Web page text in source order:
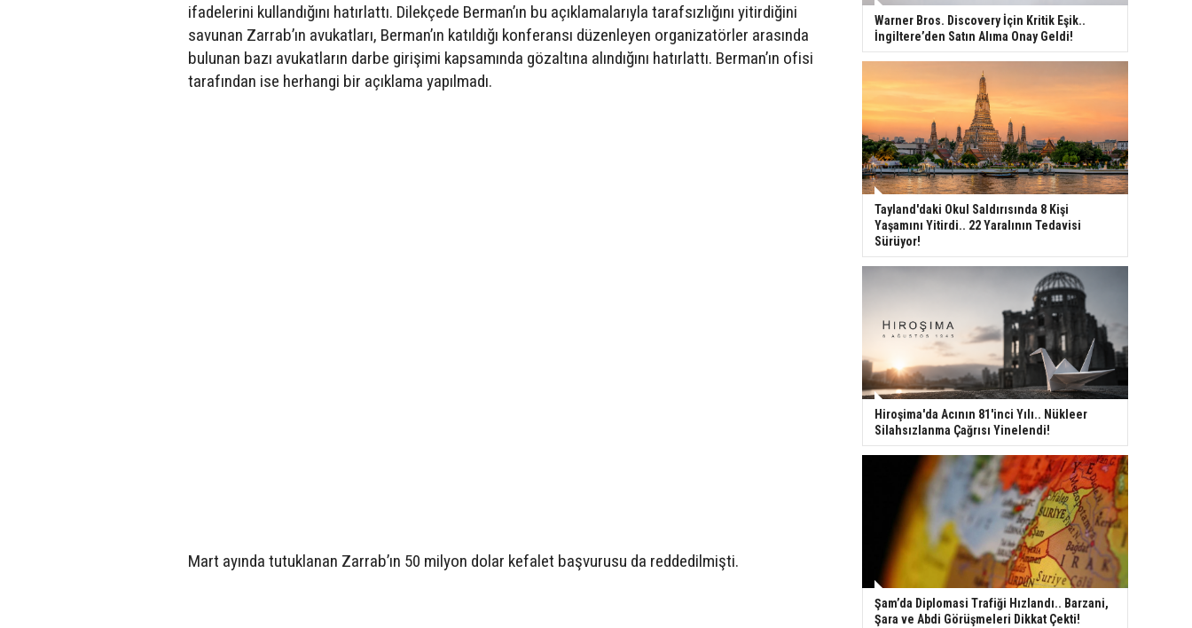
ifadelerini kullandığını hatırlattı. Dilekçede Berman’ın bu açıklamalarıyla tarafsızlığını yitirdiğini
savunan Zarrab’ın avukatları, Berman’ın katıldığı konferansı düzenleyen organizatörler arasında
bulunan bazı avukatların darbe girişimi kapsamında gözaltına alındığını hatırlattı. Berman’ın ofisi
tarafından ise herhangi bir açıklama yapılmadı.
Mart ayında tutuklanan Zarrab’ın 50 milyon dolar kefalet başvurusu da reddedilmişti.
Warner Bros. Discovery İçin Kritik Eşik..
İngiltere’den Satın Alıma Onay Geldi!
Tayland'daki Okul Saldırısında 8 Kişi
Yaşamını Yitirdi.. 22 Yaralının Tedavisi
Sürüyor!
Hiroşima'da Acının 81'inci Yılı.. Nükleer
Silahsızlanma Çağrısı Yinelendi!
Şam’da Diplomasi Trafiği Hızlandı.. Barzani,
Şara ve Abdi Görüşmeleri Dikkat Çekti!